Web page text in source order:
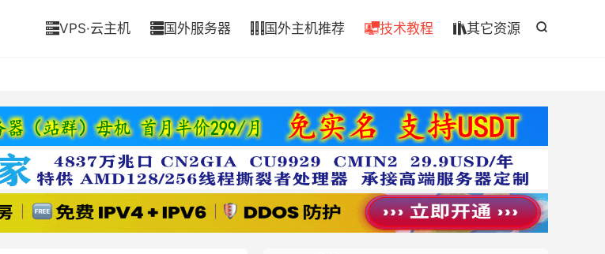

VPS·云主机 国外服务器  国外主机推荐 技术教程 其它资源